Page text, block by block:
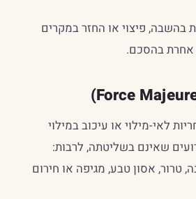
בהשבה, פיצוי או החזר במקרים
בהסכם.
לאי-מילוי או עיכוב במילוי
שאינם בשליטתה, לרבות:
טרור, אסון טבע, מגיפה או חירום